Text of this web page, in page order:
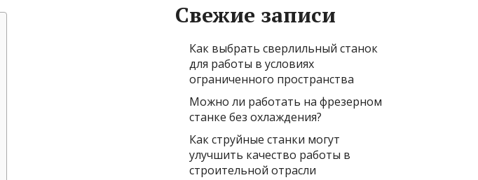
Свежие записи
Как выбрать сверлильный станок
для работы в условиях
ограниченного пространства
Можно ли работать на фрезерном
станке без охлаждения?
Как струйные станки могут
улучшить качество работы в
строительной отрасли